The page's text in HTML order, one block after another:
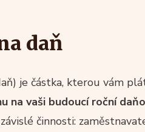
daň
je částka, kterou vám
na vaši budoucí roční
činnosti: